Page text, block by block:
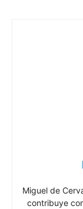
Miguel de
contribuye